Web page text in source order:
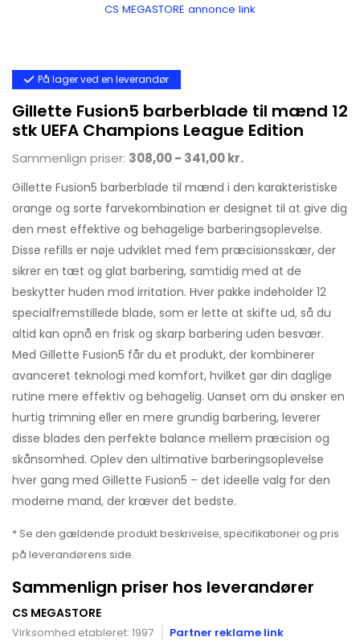
CS MEGASTORE annonce link
På lager ved en leverandør
Gillette Fusion5 barberblade til mænd 12
stk UEFA Champions League Edition
Sammenlign priser: 308,00 - 341,00 kr.
Gillette Fusion5 barberblade til mænd i den karakteristiske
orange og sorte farvekombination er designet til at give dig
den mest effektive og behagelige barberingsoplevelse.
Disse refills er nøje udviklet med fem præcisionsskær, der
sikrer en tæt og glat barbering, samtidig med at de
beskytter huden mod irritation. Hver pakke indeholder 12
specialfremstillede blade, som er lette at skifte ud, så du
altid kan opnå en frisk og skarp barbering uden besvær.
Med Gillette Fusion5 får du et produkt, der kombinerer
avanceret teknologi med komfort, hvilket gør din daglige
rutine mere effektiv og behagelig. Uanset om du ønsker en
hurtig trimning eller en mere grundig barbering, leverer
disse blades den perfekte balance mellem præcision og
skånsomhed. Oplev den ultimative barberingsoplevelse
hver gang med Gillette Fusion5 – det ideelle valg for den
moderne mand, der kræver det bedste.
* Se den gældende produkt beskrivelse, specifikationer og pris
på leverandørens side.
Sammenlign priser hos leverandører
CS MEGASTORE
Virksomhed etableret: 1997 Partner reklame link